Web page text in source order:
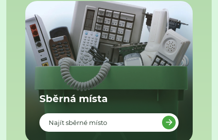
Sběrná místa
Najít sběrné místo